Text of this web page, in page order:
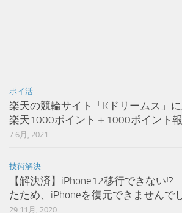
ポイ活
楽天の競輪サイト「Kドリームス」に
楽天1000ポイント＋1000ポイント
7 6月, 2021
技術解決
【解決済】iPhone12移行できない!?
たため、iPhoneを復元できませんで
29 11月, 2020